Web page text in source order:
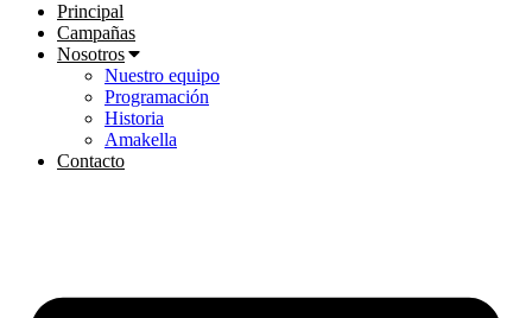
Principal
Campañas
Nosotros
Nuestro equipo
Programación
Historia
Amakella
Contacto